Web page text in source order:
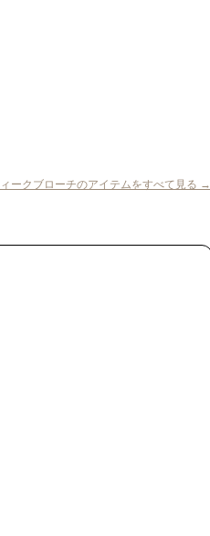
ークブローチのアイテムをすべて見る →